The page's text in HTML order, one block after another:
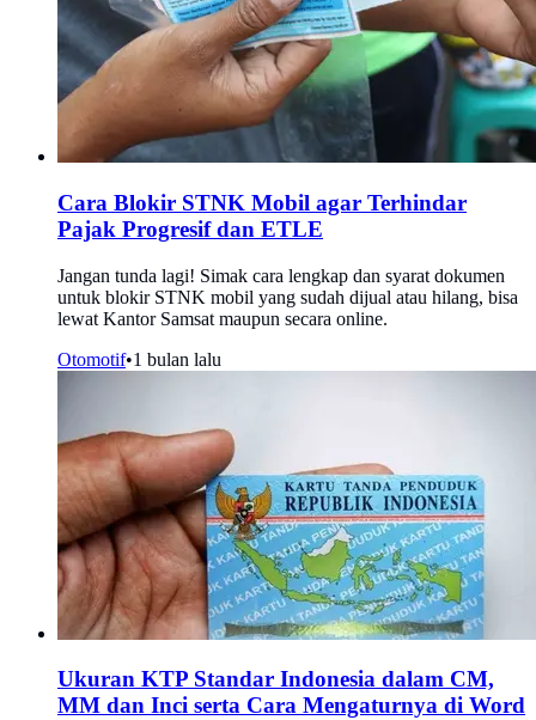
Cara Blokir STNK Mobil agar Terhindar
Pajak Progresif dan ETLE
Jangan tunda lagi! Simak cara lengkap dan syarat dokumen
untuk blokir STNK mobil yang sudah dijual atau hilang, bisa
lewat Kantor Samsat maupun secara online.
Otomotif•1 bulan lalu
Ukuran KTP Standar Indonesia dalam CM,
MM dan Inci serta Cara Mengaturnya di Word